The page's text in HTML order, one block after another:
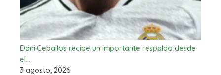
Dani Ceballos recibe un importante respaldo desde
el…
3 agosto, 2026